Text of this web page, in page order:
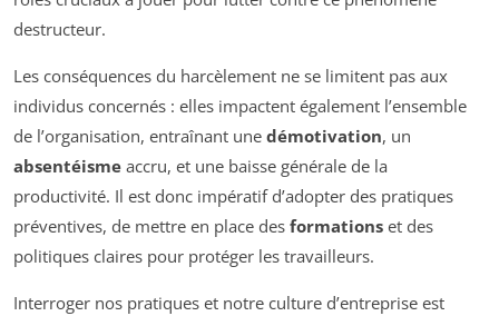
destructeur.
Les conséquences du harcèlement ne se limitent pas aux
individus concernés : elles impactent également l’ensemble
de l’organisation, entraînant une démotivation, un
absentéisme accru, et une baisse générale de la
productivité. Il est donc impératif d’adopter des pratiques
préventives, de mettre en place des formations et des
politiques claires pour protéger les travailleurs.
Interroger nos pratiques et notre culture d’entreprise est